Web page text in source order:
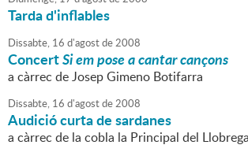
Tarda d'inflables
Dissabte, 16 d'agostde2008
ConcertSi em pose a cantar cançons
a càrrec de Josep Gimeno Botifarra
Dissabte, 16 d'agostde2008
Audició curta de sardanes
a càrrec de la cobla la Principal del